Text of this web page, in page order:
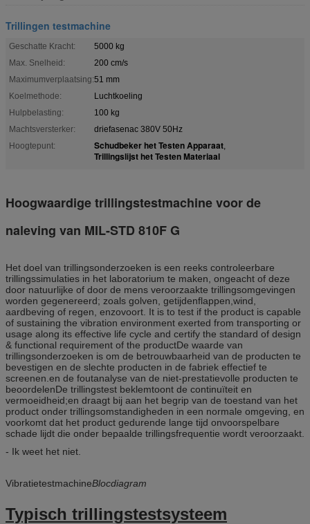
Trillingen testmachine
Geschatte Kracht:
5000 kg
Max. Snelheid:
200 cm/s
Maximumverplaatsing:51 mm
Koelmethode:
Luchtkoeling
Hulpbelasting:
100 kg
Machtsversterker:
driefasenac 380V 50Hz
Hoogtepunt:
Schudbeker het Testen Apparaat,
Trillingslijst het Testen Materiaal
Hoogwaardige trillingstestmachine voor de
naleving van MIL-STD 810F G
Het doel van trillingsonderzoeken is een reeks controleerbare
trillingssimulaties in het laboratorium te maken, ongeacht of deze
door natuurlijke of door de mens veroorzaakte trillingsomgevingen
worden gegenereerd; zoals golven, getijdenflappen,wind,
aardbeving of regen, enzovoort. It is to test if the product is capable
of sustaining the vibration environment exerted from transporting or
usage along its effective life cycle and certify the standard of design
& functional requirement of the productDe waarde van
trillingsonderzoeken is om de betrouwbaarheid van de producten te
bevestigen en de slechte producten in de fabriek effectief te
screenen.en de foutanalyse van de niet-prestatievolle producten te
beoordelenDe trillingstest beklemtoont de continuïteit en
vermoeidheid;en draagt bij aan het begrip van de toestand van het
product onder trillingsomstandigheden in een normale omgeving, en
voorkomt dat het product gedurende lange tijd onvoorspelbare
schade lijdt die onder bepaalde trillingsfrequentie wordt veroorzaakt.
- Ik weet het niet.
VibratietestmachineBlocdiagram
Typisch trillingstestsysteem